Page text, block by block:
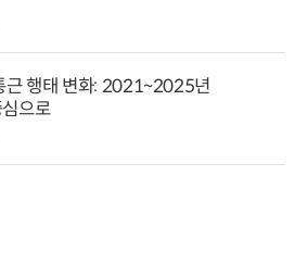
근 행태 변화: 2021~2025년
으로